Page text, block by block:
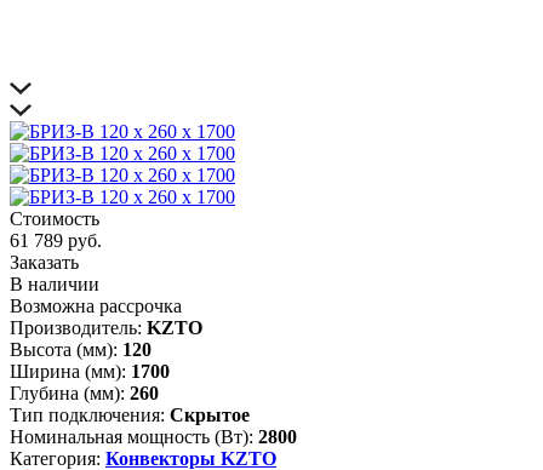
Стоимость
61 789 руб.
Заказать
В наличии
Возможна рассрочка
Производитель: KZTO
Высота (мм): 120
Ширина (мм): 1700
Глубина (мм): 260
Тип подключения: Скрытое
Номинальная мощность (Вт): 2800
Категория: Конвекторы KZTO